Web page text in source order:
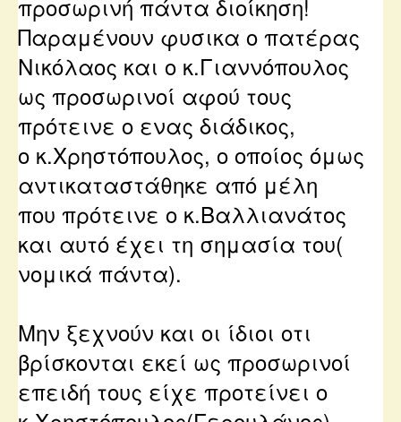
προσωρινή πάντα διοίκηση!
Παραμένουν φυσικα ο πατέρας
Νικόλαος και ο κ.Γιαννόπουλος
ως προσωρινοί αφού τους
πρότεινε ο ενας διάδικος,
ο κ.Χρηστόπουλος, ο οποίος όμως
αντικαταστάθηκε από μέλη
που πρότεινε ο κ.Βαλλιανάτος
και αυτό έχει τη σημασία του(
νομικά πάντα).
Μην ξεχνούν και οι ίδιοι οτι
βρίσκονται εκεί ως προσωρινοί
επειδή τους είχε προτείνει ο